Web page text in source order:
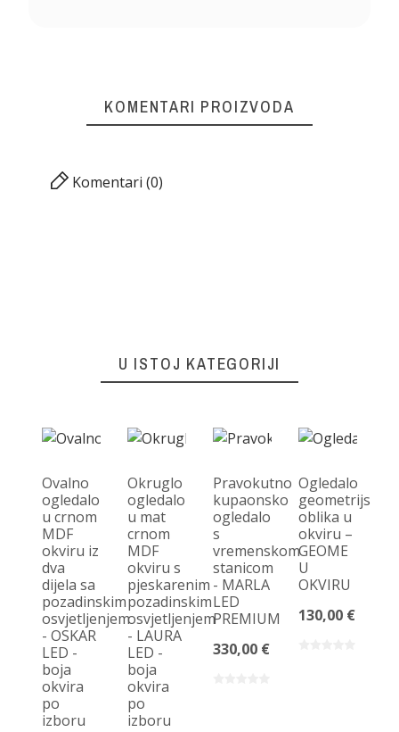
KOMENTARI PROIZVODA
Komentari (0)
U ISTOJ KATEGORIJI
Ovalno
ogledalo
u crnom
MDF
okviru iz
dva
dijela sa
pozadinskim
osvjetljenjem
- OSKAR
LED -
boja
okvira
po
izboru
Okruglo
ogledalo
u mat
crnom
MDF
okviru s
pjeskarenim
pozadinskim
osvjetljenjem
- LAURA
LED -
boja
okvira
po
izboru
Pravokutno
kupaonsko
ogledalo
s
vremenskom
stanicom
- MARLA
LED
PREMIUM
330,00 €
Ogledalo
geometrijskog
oblika u
okviru –
GEOME
U
OKVIRU
130,00 €